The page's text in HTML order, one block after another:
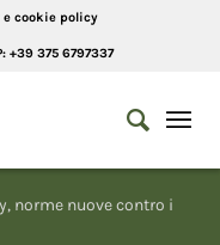
e cookie policy
+39 375 6797337
norme nuove contro i